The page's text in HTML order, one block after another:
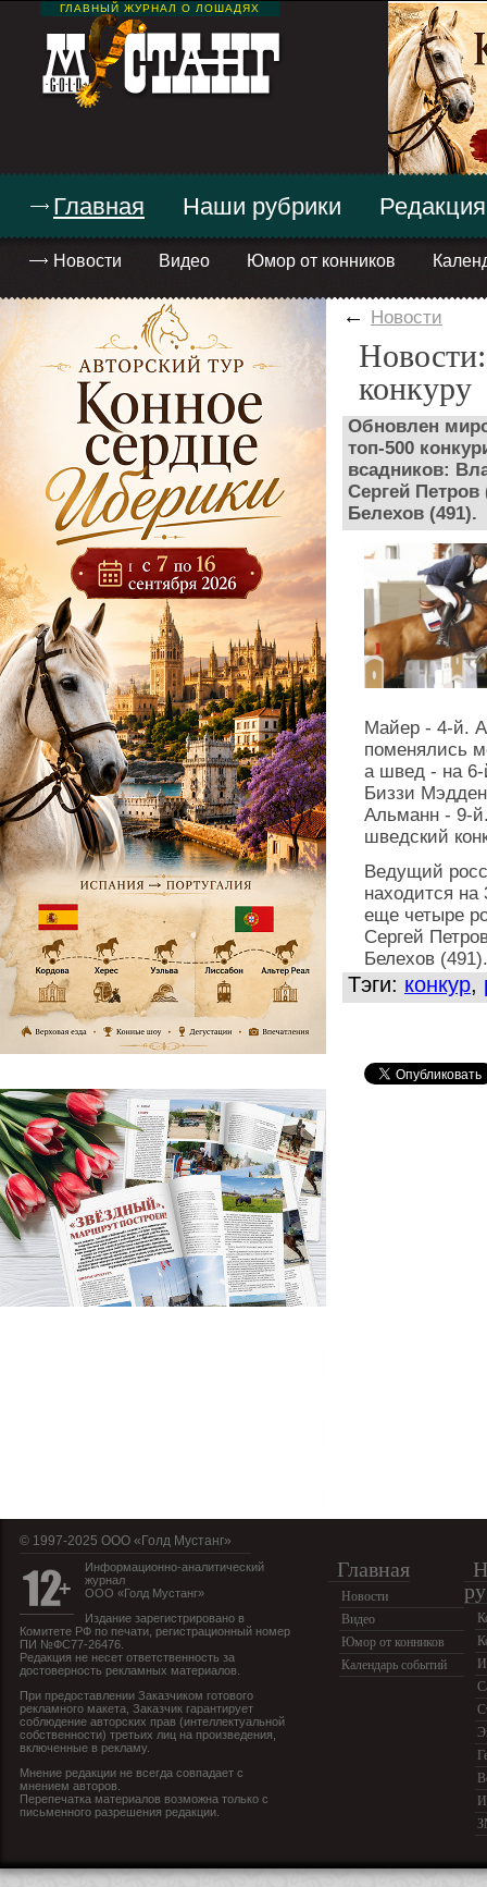
ГЛАВНЫЙ ЖУРНАЛ О ЛОШАДЯХ
Главная
Новости Видео Юмор от конников
Наши рубрики Редакция
← Новости
конкуру
Обновлен
топ-500
всадников:
Сергей
Белехов (491).
Майер - 4-й.
поменялись
а швед - на 6-
Биззи
Альманн - 9-
шведский
Ведущий
находится на
еще четыре
Сергей
Белехов (491).
Тэги: конкур,
© 1997-2025 OOO «Голд Мустанг»
Информационно-аналитический
журнал
ООО «Голд Мустанг»
Издание зарегистрировано в
Комитете РФ по печати, регистрационный номер
ПИ №ФС77-26476.
Редакция не несет ответственность за
достоверность рекламных материалов.
При предоставлении Заказчиком готового
рекламного макета, Заказчик гарантирует
соблюдение авторских прав (интеллектуальной
собственности) третьих лиц на произведения,
включенные в рекламу.
Мнение редакции не всегда совпадает с
мнением авторов.
Перепечатка материалов возможна только с
письменного разрешения редакции.
Главная
Новости
Видео
Юмор от конников
Календарь событий